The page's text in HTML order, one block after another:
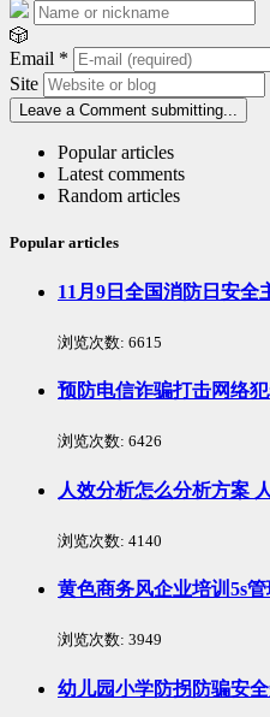
🎲
Email *
Site
Leave a Comment submitting...
Popular articles
Latest comments
Random articles
Popular articles
11月9日全国消防日安全
浏览次数: 6615
预防电信诈骗打击网络
浏览次数: 6426
人效分析怎么分析方案
浏览次数: 4140
黄色商务风企业培训5s
浏览次数: 3949
幼儿园小学防拐防骗安